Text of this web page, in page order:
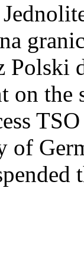
Polski
on
of